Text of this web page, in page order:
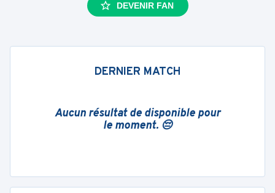
DEVENIR FAN
DERNIER MATCH
Aucun résultat de disponible pour
le moment. 😔